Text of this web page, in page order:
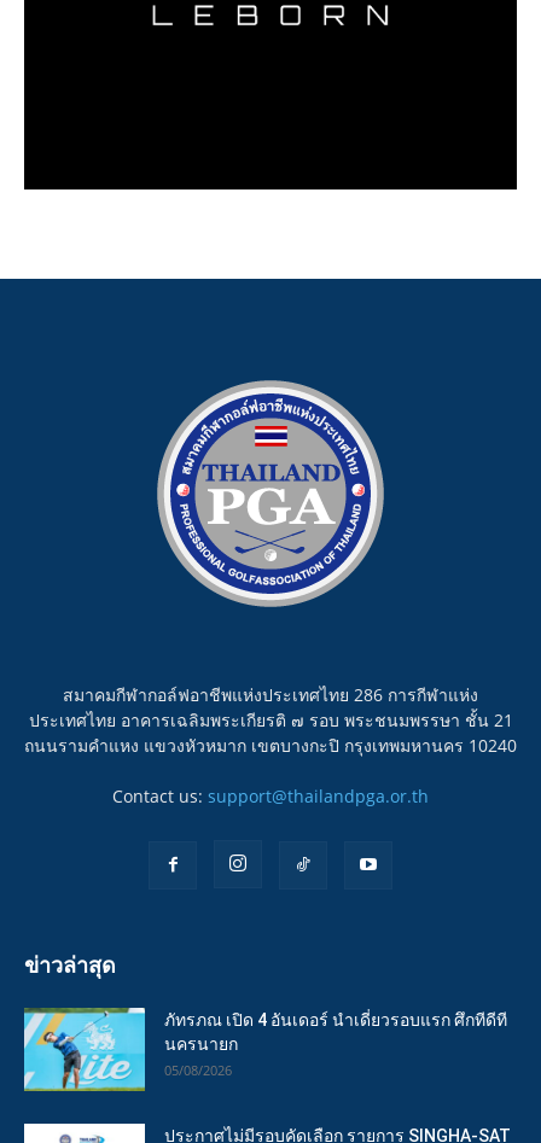
สมาคมกีฬากอล์ฟอาชีพแห่งประเทศไทย 286 การกีฬาแห่ง
ประเทศไทย อาคารเฉลิมพระเกียรติ ๗ รอบ พระชนมพรรษา ชั้น 21
ถนนรามคำแหง แขวงหัวหมาก เขตบางกะปิ กรุงเทพมหานคร 10240
Contact us: support@thailandpga.or.th
ข่าวล่าสุด
ภัทรภณ เปิด 4 อันเดอร์ นำเดี่ยวรอบแรก ศึกทีดีที
นครนายก
05/08/2026
ประกาศไม่มีรอบคัดเลือก รายการ SINGHA-SAT